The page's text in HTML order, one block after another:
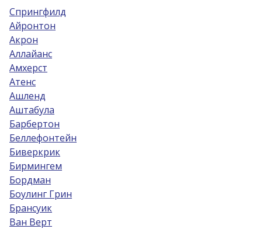
Cпрингфилд
Айронтон
Акрон
Аллайанс
Амхерст
Атенс
Ашленд
Аштабула
Барбертон
Беллефонтейн
Биверкрик
Бирмингем
Бордман
Боулинг Грин
Брансуик
Ван Верт